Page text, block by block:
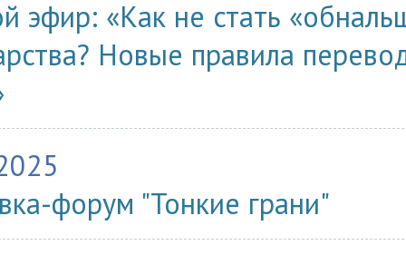
эфир: «Как не стать
Новые правила
форум "Тонкие грани"